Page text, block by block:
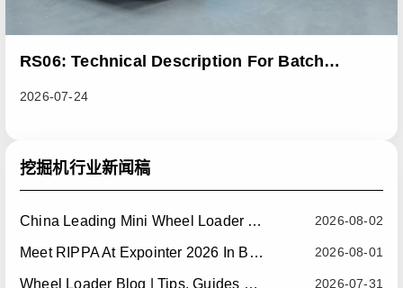
RS06: Technical Description For Batch
2026-07-24
挖掘机行业新闻稿
2026-08-02
China Leading Mini Wheel Loader Supplier: Reliable Compact Wheel Loaders For Global Markets
2026-08-01
Meet RIPPA At Expointer 2026 In Brazil
2026-07-31
Wheel Loader Blog | Tips, Guides & Attachments